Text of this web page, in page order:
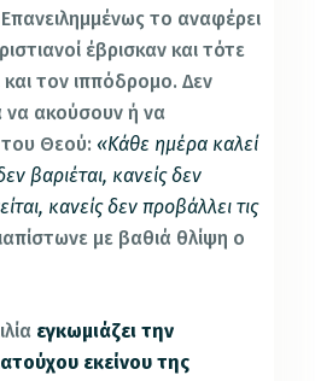
το αναφέρει
έβρισκαν και τότε
τον ιππόδρομο. Δεν
να ακούσουν ή να
του Θεού:«Κάθε ημέρα καλεί
βαριέται, κανείς δεν
κανείς δεν προβάλλει τις
με βαθιά θλίψη ο
εγκωμιάζει την
εκείνου της